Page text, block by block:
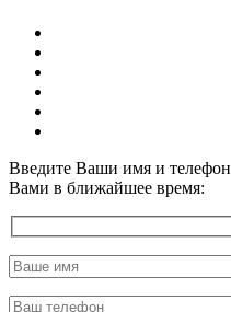
Введите Ваши имя и
Вами в ближайшее время: